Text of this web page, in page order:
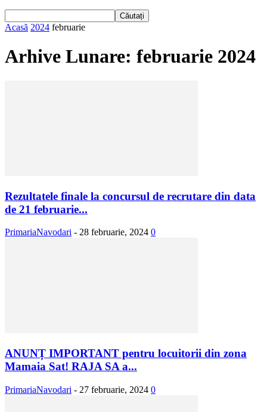
Acasă 2024 februarie
Arhive Lunare: februarie 2024
Rezultatele finale la concursul de recrutare din data
de 21 februarie...
PrimariaNavodari - 28 februarie, 2024 0
ANUNȚ IMPORTANT pentru locuitorii din zona
Mamaia Sat! RAJA SA a...
PrimariaNavodari - 27 februarie, 2024 0